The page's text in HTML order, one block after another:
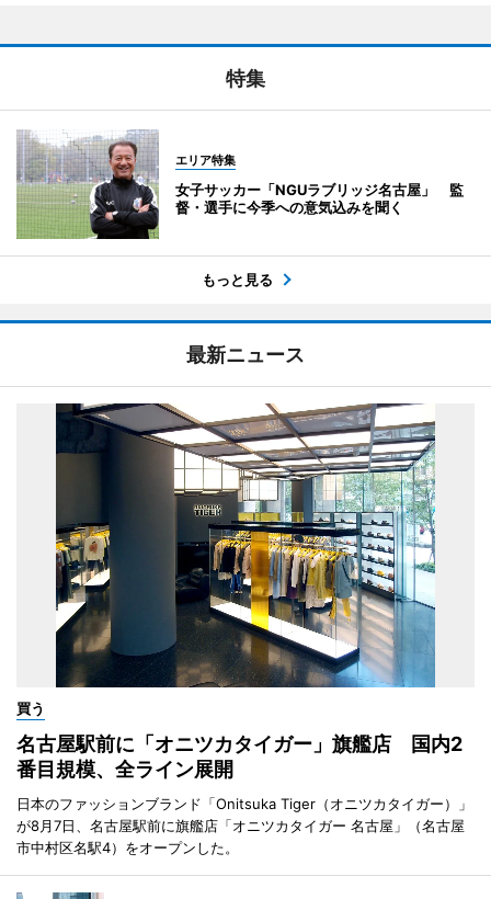
特集
エリア特集
女子サッカー「NGUラブリッジ名古屋」 監
督・選手に今季への意気込みを聞く
もっと見る
最新ニュース
買う
名古屋駅前に「オニツカタイガー」旗艦店 国内2
番目規模、全ライン展開
日本のファッションブランド「Onitsuka Tiger（オニツカタイガー）」
が8月7日、名古屋駅前に旗艦店「オニツカタイガー 名古屋」（名古屋
市中村区名駅4）をオープンした。